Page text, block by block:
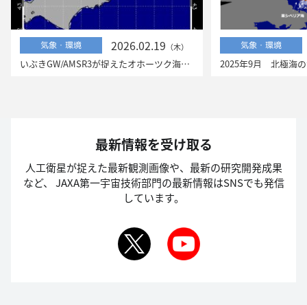
気象・環境 2026.02.19 （木）
いぶきGW/AMSR3が捉えたオホーツク海の流氷
気象・環境
最新情報を受け取る
人工衛星が捉えた最新観測画像や、最新の研究開発成果
など、
JAXA第一宇宙技術部門の最新情報はSNSでも発信
しています。